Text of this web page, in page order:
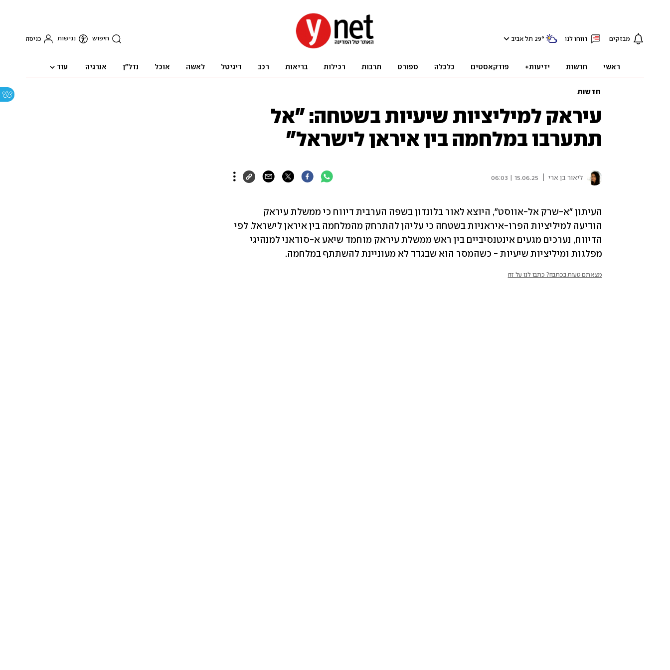
מבזקים דווחו לנו 29° תל אביב חיפוש נגישות כניסה
ראשי חדשות ידיעות+ פודקאסטים כלכלה ספורט תרבות רכילות בריאות רכב דיגיטל לאשה אוכל נדל"ן אנרגיה עוד
חדשות
עיראק למיליציות שיעיות בשטחה: "אל
תתערבו במלחמה בין איראן לישראל"
ליאור בן ארי 15.06.25 | 06:03
מפלגות ומיליציות שיעיות - כשהמסר הוא שבגדד לא מעוניינת להשתתף במלחמה.
מצאתם טעות בכתבה? כתבו לנו על זה